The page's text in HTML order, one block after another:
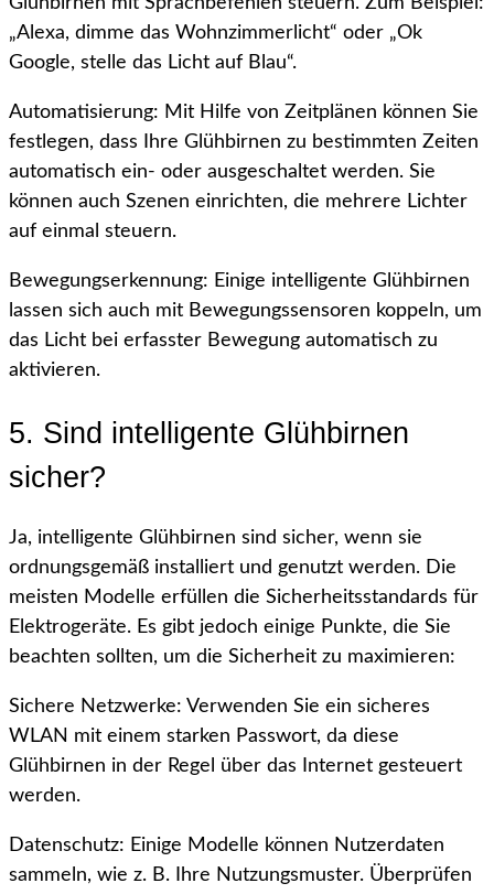
„Alexa, dimme das Wohnzimmerlicht“ oder „Ok
Google, stelle das Licht auf Blau“.
Automatisierung: Mit Hilfe von Zeitplänen können Sie
festlegen, dass Ihre Glühbirnen zu bestimmten Zeiten
automatisch ein- oder ausgeschaltet werden. Sie
können auch Szenen einrichten, die mehrere Lichter
auf einmal steuern.
Bewegungserkennung: Einige intelligente Glühbirnen
lassen sich auch mit Bewegungssensoren koppeln, um
das Licht bei erfasster Bewegung automatisch zu
aktivieren.
5. Sind intelligente Glühbirnen
sicher?
Ja, intelligente Glühbirnen sind sicher, wenn sie
ordnungsgemäß installiert und genutzt werden. Die
meisten Modelle erfüllen die Sicherheitsstandards für
Elektrogeräte. Es gibt jedoch einige Punkte, die Sie
beachten sollten, um die Sicherheit zu maximieren:
Sichere Netzwerke: Verwenden Sie ein sicheres
WLAN mit einem starken Passwort, da diese
Glühbirnen in der Regel über das Internet gesteuert
werden.
Datenschutz: Einige Modelle können Nutzerdaten
sammeln, wie z. B. Ihre Nutzungsmuster. Überprüfen